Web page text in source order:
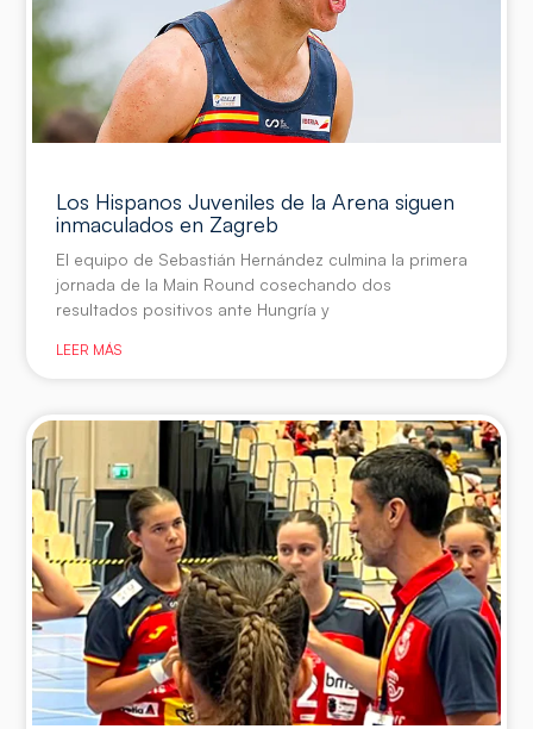
Los Hispanos Juveniles de la Arena siguen
inmaculados en Zagreb
El equipo de Sebastián Hernández culmina la primera
jornada de la Main Round cosechando dos
resultados positivos ante Hungría y
LEER MÁS